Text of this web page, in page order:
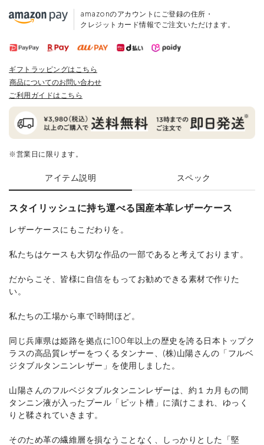
amazonのアカウントにご登録の住所・
クレジットカード情報でご注文いただけます。
ギフトラッピングはこちら
商品についてのお問い合わせ
ご利用ガイドはこちら
※営業日に限ります。
アイテム説明 スペック
スタイリッシュに持ち運べる国産本革レザーケース
レザーケースにもこだわりを。
私たちはケースも大切な作品の一部であると考えております。
だからこそ、皆様に自信をもってお勧めできる素材で作りた
い。
私たちの工場から車で1時間ほど。
同じ兵庫県は姫路を拠点に100年以上の歴史を誇る日本トップク
ラスの高品質レザーをつくるタンナー、(株)山陽さんの「フルベ
ジタブルタンニンレザー」を使用しました。
山陽さんのフルベジタブルタンニンレザーは、約１カ月もの間
タンニン液が入ったプール「ピット槽」に漬けこまれ、ゆっく
りと鞣されていきます。
そのため革の繊維層を損なうことなく、しっかりとした「堅